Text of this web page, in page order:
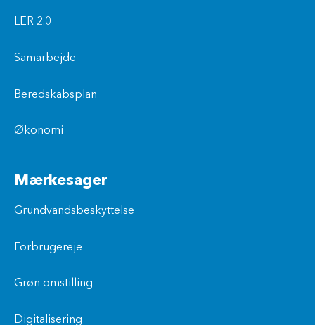
LER 2.0
Samarbejde
Beredskabsplan
Økonomi
Mærkesager
Grundvandsbeskyttelse
Forbrugereje
Grøn omstilling
Digitalisering